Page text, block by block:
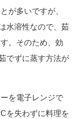
が多いですが、
水溶性なので、茹
。そのため、効
でずに蒸す方法が
を電子レンジで
を失わずに料理を